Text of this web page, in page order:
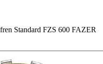
Standard FZS 600 FAZER